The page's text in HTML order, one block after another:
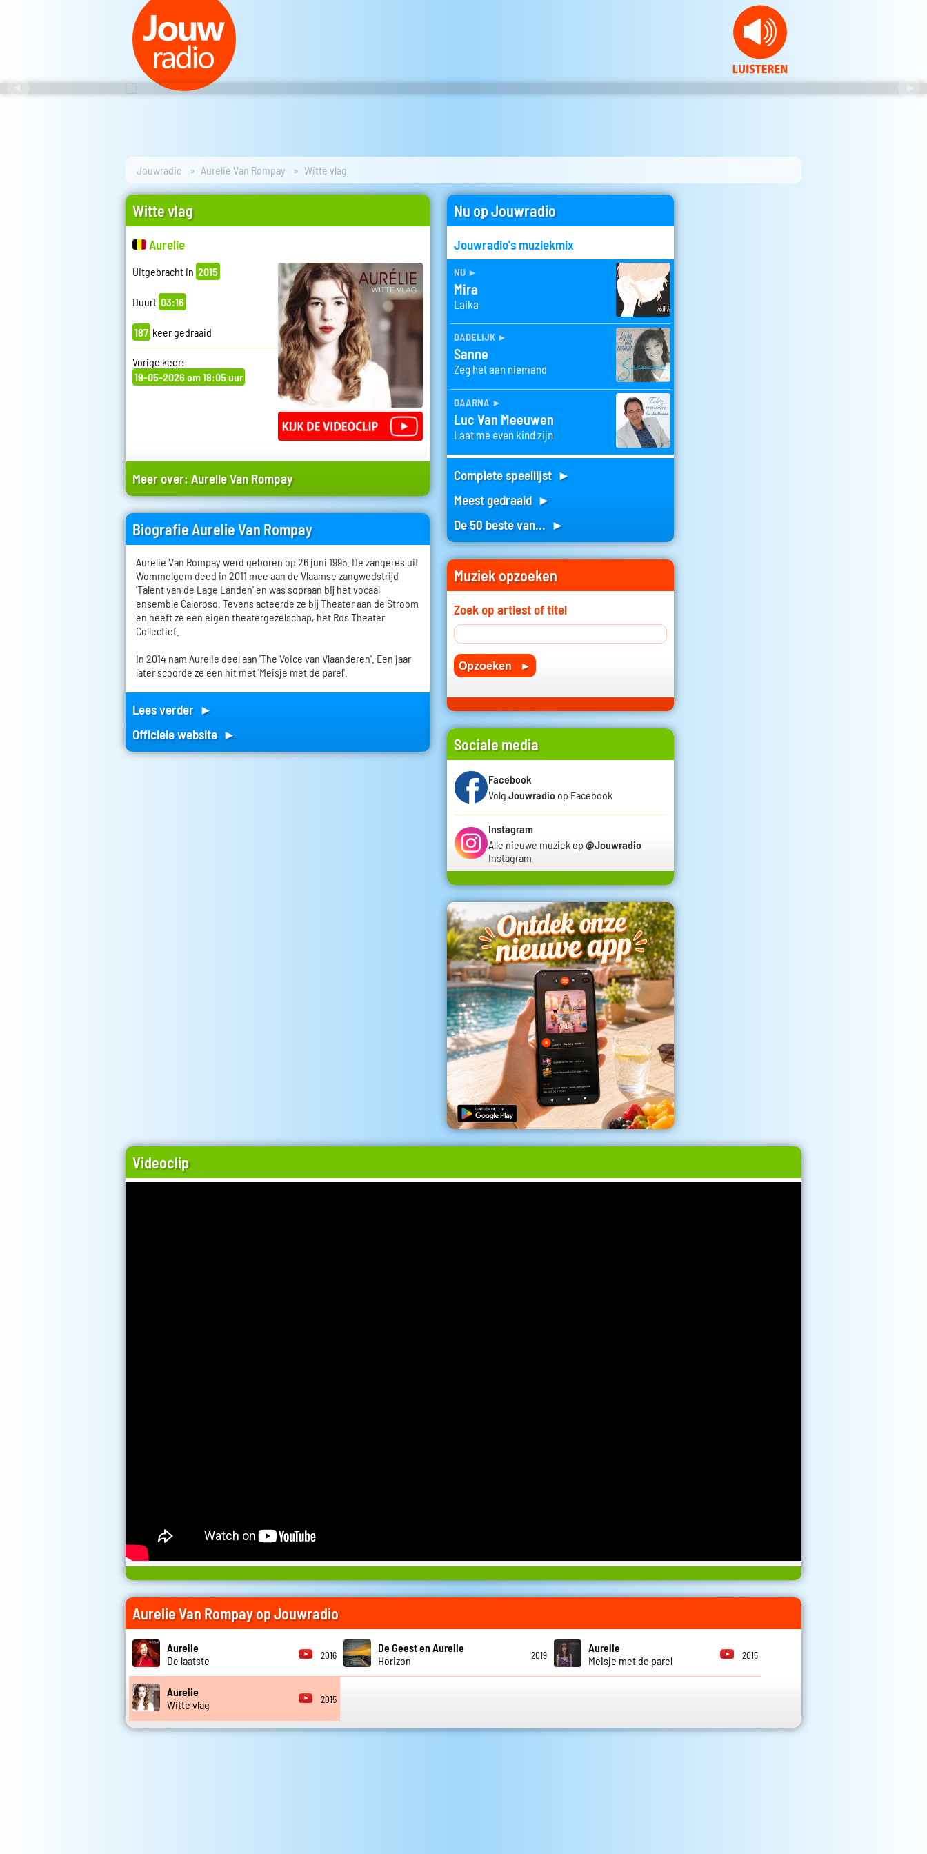
Jouwradio Aurelie Van Rompay Witte vlag
Witte vlag
Aurelie
Uitgebracht in 2015
Duurt 03:16
187 keer gedraaid
Vorige keer:
19-05-2026 om 18:05 uur
Meer over:Aurelie Van Rompay
Biografie Aurelie Van Rompay
Aurelie Van Rompay werd geboren op 26 juni 1995. De zangeres uit
Wommelgem deed in 2011 mee aan de Vlaamse zangwedstrijd
'Talent van de Lage Landen' en was sopraan bij het vocaal
ensemble Caloroso. Tevens acteerde ze bij Theater aan de Stroom
en heeft ze een eigen theatergezelschap, het Ros Theater
Collectief.
In 2014 nam Aurelie deel aan 'The Voice van Vlaanderen'. Een jaar
later scoorde ze een hit met 'Meisje met de parel'.
Lees verder ►
Officiele website ►
Nu op Jouwradio
Jouwradio's muziekmix
nu ►
Mira
Laika
dadelijk ►
Sanne
Zeg het aan niemand
daarna ►
Luc Van Meeuwen
Laat me even kind zijn
Complete speellijst ►
Meest gedraaid ►
De 50 beste van... ►
Muziek opzoeken
Zoek op artiest of titel
Sociale media
Facebook
Volg Jouwradio op Facebook
Instagram
Alle nieuwe muziek op @Jouwradio
Instagram
Videoclip
Aurelie Van Rompay op Jouwradio
Aurelie
De laatste
2016
De Geest en Aurelie
Horizon
2019
Aurelie
Meisje met de parel
2015
Aurelie
Witte vlag
2015